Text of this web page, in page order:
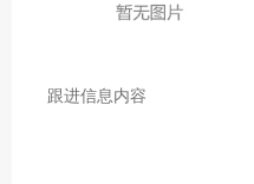
跟进信息内容